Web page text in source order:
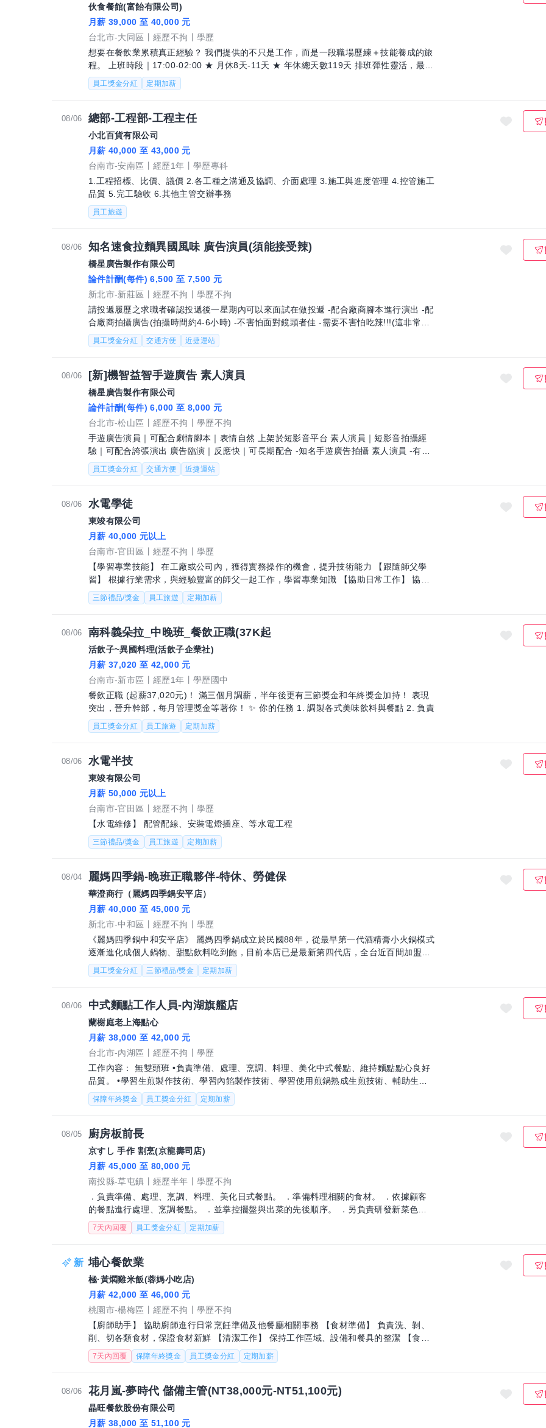
伙食餐館(富飴有限公司)
月薪 39,000 至 40,000 元
台北市-大同區
經歷不拘
學歷
想要在餐飲業累積真正經驗？ 我們提供的不只是工作，而是一段職場歷練＋技能養成的旅
程。 上班時段｜17:00-02:00 ★ 月休8天-11天 ★ 年休總天數119天 排班彈性靈活，最低
起薪39000
員工獎金分紅 定期加薪
08/06 總部-工程部-工程主任
小北百貨有限公司
月薪 40,000 至 43,000 元
台南市-安南區
經歷1年
學歷專科
1.工程招標、比價、議價 2.各工種之溝通及協調、介面處理 3.施工與進度管理 4.控管施工
品質 5.完工驗收 6.其他主管交辦事務
員工旅遊
08/06 知名速食拉麵異國風味 廣告演員(須能接受辣)
橋星廣告製作有限公司
論件計酬(每件) 6,500 至 7,500 元
新北市-新莊區
經歷不拘
學歷不拘
請投遞履歷之求職者確認投遞後一星期內可以來面試在做投遞 -配合廠商腳本進行演出 -配
合廠商拍攝廣告(拍攝時間約4-6小時) -不害怕面對鏡頭者佳 -需要不害怕吃辣!!!(這非常重
要) -無演出經驗可!
員工獎金分紅 交通方便 近捷運站
08/06 [新]機智益智手遊廣告 素人演員
橋星廣告製作有限公司
論件計酬(每件) 6,000 至 8,000 元
台北市-松山區
經歷不拘
學歷不拘
手遊廣告演員｜可配合劇情腳本｜表情自然 上架於短影音平台 素人演員｜短影音拍攝經
驗｜可配合誇張演出 廣告臨演｜反應快｜可長期配合 -知名手遊廣告拍攝 素人演員 -有拍
攝經驗者請提供作品 -無經驗亦可
員工獎金分紅 交通方便 近捷運站
08/06 水電學徒
東竣有限公司
月薪 40,000 元以上
台南市-官田區
經歷不拘
學歷
【學習專業技能】 在工廠或公司內，獲得實務操作的機會，提升技術能力 【跟隨師父學
習】 根據行業需求，與經驗豐富的師父一起工作，學習專業知識 【協助日常工作】 協助
師父處理日常任務，了解工作流程和基
三節禮品/獎金 員工旅遊 定期加薪
08/06 南科義朵拉_中晚班_餐飲正職(37K起
活飲子~異國料理(活飲子企業社)
月薪 37,020 至 42,000 元
台南市-新市區
經歷1年
學歷國中
餐飲正職 (起薪37,020元)！ 滿三個月調薪，半年後更有三節獎金和年終獎金加持！ 表現
突出，晉升幹部，每月管理獎金等著你！ ✨ 你的任務 1. 調製各式美味飲料與餐點 2. 負責
員工獎金分紅 員工旅遊 定期加薪
08/06 水電半技
東竣有限公司
月薪 50,000 元以上
台南市-官田區
經歷不拘
學歷
【水電維修】 配管配線、安裝電燈插座、等水電工程
三節禮品/獎金 員工旅遊 定期加薪
08/04 麗媽四季鍋-晚班正職夥伴-特休、勞健保
華澄商行（麗媽四季鍋安平店）
月薪 40,000 至 45,000 元
新北市-中和區
經歷不拘
學歷
《麗媽四季鍋中和安平店》 麗媽四季鍋成立於民國88年，從最早第一代酒精膏小火鍋模式
逐漸進化成個人鍋物、甜點飲料吃到飽，目前本店已是最新第四代店，全台近百間加盟分
店，讓各地朋友都能吃到最美味湯頭。
員工獎金分紅 三節禮品/獎金 定期加薪
08/06 中式麵點工作人員-內湖旗艦店
蘭榭庭老上海點心
月薪 38,000 至 42,000 元
台北市-內湖區
經歷不拘
學歷
工作內容： 無雙頭班 •負責準備、處理、烹調、料理、美化中式餐點、維持麵點點心良好
品質。 •學習生煎製作技術、學習內餡製作技術、學習使用煎鍋熟成生煎技術、輔助生煎
包製作流程、學習掌控出鍋時間、準備食材
保障年終獎金 員工獎金分紅 定期加薪
08/05 廚房板前長
京すし 手作 割烹(京龍壽司店)
月薪 45,000 至 80,000 元
南投縣-草屯鎮
經歷半年
學歷不拘
．負責準備、處理、烹調、料理、美化日式餐點。 ．準備料理相關的食材。 ．依據顧客
的餐點進行處理、烹調餐點。 ．並掌控擺盤與出菜的先後順序。 ．另負責研發新菜色、
計算食材進貨數量、成本控管。
7天內回覆 員工獎金分紅 定期加薪
埔心餐飲業
極·黃燜雞米飯(蓉媽小吃店)
月薪 42,000 至 46,000 元
桃園市-楊梅區
經歷不拘
學歷不拘
【廚師助手】 協助廚師進行日常烹飪準備及他餐廳相關事務 【食材準備】 負責洗、剝、
削、切各類食材，保證食材新鮮 【清潔工作】 保持工作區域、設備和餐具的整潔 【食材
計量】 協助測量食材的容量與重
7天內回覆 保障年終獎金 員工獎金分紅 定期加薪
08/06 花月嵐-夢時代 儲備主管(NT38,000元-NT51,100元)
晶旺餐飲股份有限公司
月薪 38,000 至 51,100 元